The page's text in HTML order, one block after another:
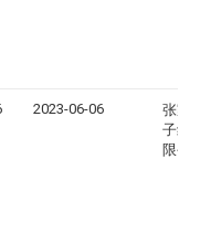
2023-06-06
张家
子纺
限公